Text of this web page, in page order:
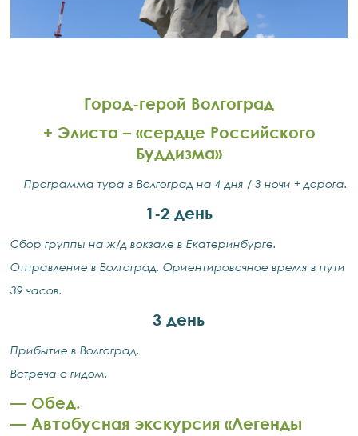
Город-герой Волгоград
+ Элиста – «сердце Российского
Буддизма»
Программа тура в Волгоград на 4 дня / 3 ночи + дорога.
1-2 день
Сбор группы на ж/д вокзале в Екатеринбурге.
Отправление в Волгоград. Ориентировочное время в пути
39 часов.
3 день
Прибытие в Волгоград.
Встреча с гидом.
— Обед.
— Автобусная экскурсия «Легенды